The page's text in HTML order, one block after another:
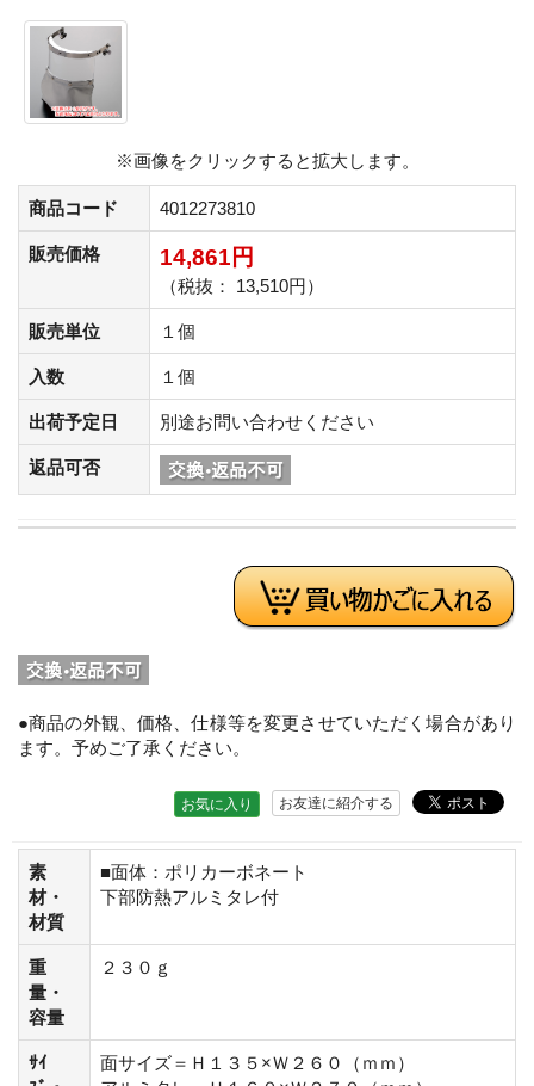
※画像をクリックすると拡大します。
商品コード 4012273810
販売価格 14,861円
（税抜： 13,510円）
販売単位 １個
入数 １個
出荷予定日 別途お問い合わせください
返品可否
●商品の外観、価格、仕様等を変更させていただく場合があり
ます。予めご了承ください。
お友達に紹介する
お気に入り
素
材・
材質
■面体：ポリカーボネート
下部防熱アルミタレ付
重
量・
容量
２３０ｇ
ｻｲ
面サイズ＝Ｈ１３５×Ｗ２６０（ｍｍ）